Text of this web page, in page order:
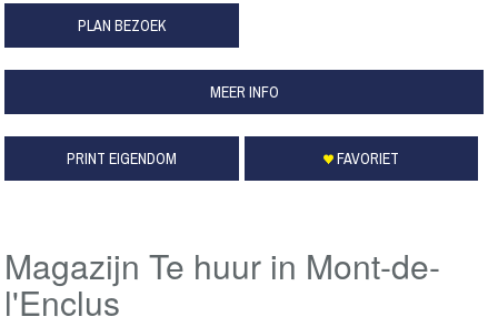
PLAN BEZOEK
MEER INFO
PRINT EIGENDOM FAVORIET
Magazijn Te huur in Mont-de-
l'Enclus